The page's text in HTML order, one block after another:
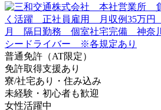
普通免許（AT限定）
免許取得支援あり
寮/社宅あり・住み込み
未経験・初心者も歓迎
女性活躍中